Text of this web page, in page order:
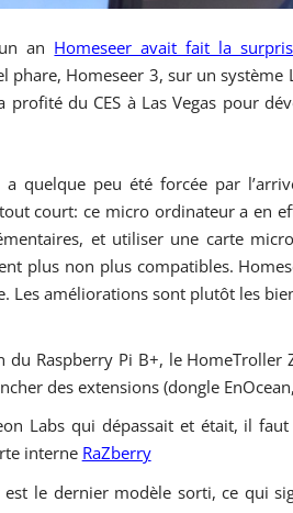
an Homeseer avait fait la
phare, Homeseer 3, sur un
profité du CES à Las Vegas pour
a quelque peu été forcée par
court: ce micro ordinateur a en
et utiliser une carte
plus non plus compatibles.
Les améliorations sont plutôt les
du Raspberry Pi B+, le
des extensions (dongle
Labs qui dépassait et était, il
interne RaZberry
est le dernier modèle sorti, ce qui